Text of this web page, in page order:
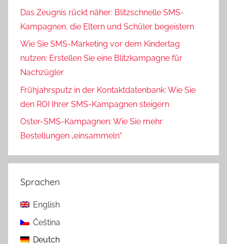
Das Zeugnis rückt näher: Blitzschnelle SMS-
Kampagnen, die Eltern und Schüler begeistern
Wie Sie SMS-Marketing vor dem Kindertag
nutzen: Erstellen Sie eine Blitzkampagne für
Nachzügler
Frühjahrsputz in der Kontaktdatenbank: Wie Sie
den ROI Ihrer SMS-Kampagnen steigern
Oster-SMS-Kampagnen: Wie Sie mehr
Bestellungen „einsammeln“
Sprachen
English
Čeština
Deutch